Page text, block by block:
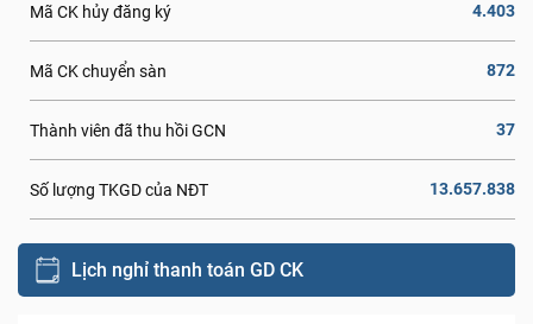
Mã CK hủy đăng ký 4.403
Mã CK chuyển sàn 872
Thành viên đã thu hồi GCN 37
Số lượng TKGD của NĐT 13.657.838
Lịch nghỉ thanh toán GD CK